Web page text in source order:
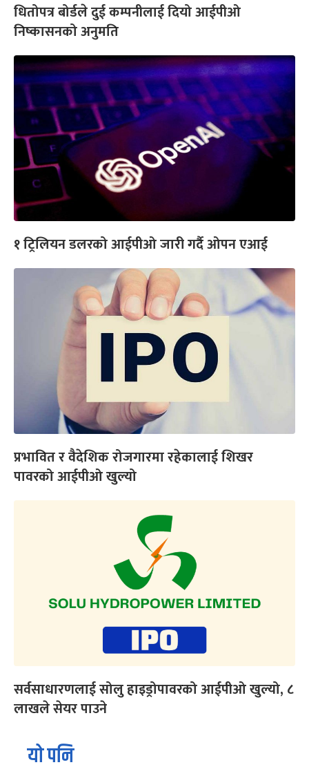
धितोपत्र बोर्डले दुई कम्पनीलाई दियो आईपीओ
निष्कासनको अनुमति
१ ट्रिलियन डलरको आईपीओ जारी गर्दै ओपन एआई
प्रभावित र वैदेशिक रोजगारमा रहेकालाई शिखर
पावरको आईपीओ खुल्यो
सर्वसाधारणलाई सोलु हाइड्रोपावरको आईपीओ खुल्यो, ८
लाखले सेयर पाउने
यो पनि